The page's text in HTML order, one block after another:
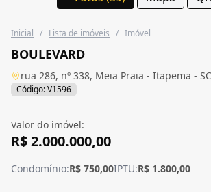
Inicial / Lista de imóveis / Imóvel
BOULEVARD
rua 286, nº 338, Meia Praia - Itapema - SC
Código: V1596
Valor do imóvel:
R$ 2.000.000,00
Condomínio:R$ 750,00IPTU:R$ 1.800,00